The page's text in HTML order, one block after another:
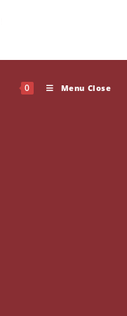
0 Menu Close